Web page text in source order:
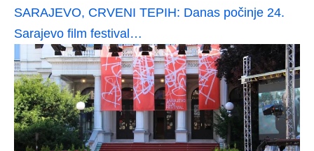
SARAJEVO, CRVENI TEPIH: Danas počinje 24.
Sarajevo film festival…